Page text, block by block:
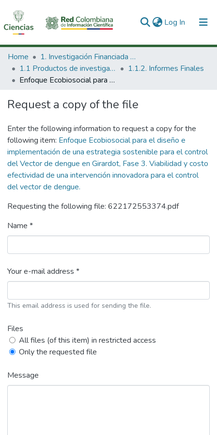
Log In (current)
Communities & Collections
All of DSpace
Home
1. Investigación Financiada con Recursos Públicos
1.1 Productos de investigación
1.1.2. Informes Finales
Enfoque Ecobiosocial para el diseño e implementación de una estrategia sostenible para el control del Vector de dengue en Girardot, Fase 3. Viabilidad y costo efectividad de una intervención innovadora para el control del vector de dengue.
Request a copy of the file
Enter the following information to request a copy for the
following item: Enfoque Ecobiosocial para el diseño e
implementación de una estrategia sostenible para el control
del Vector de dengue en Girardot, Fase 3. Viabilidad y costo
efectividad de una intervención innovadora para el control
del vector de dengue.
Requesting the following file: 622172553374.pdf
Name *
Your e-mail address *
This email address is used for sending the file.
Files
All files (of this item) in restricted access
Only the requested file
Message